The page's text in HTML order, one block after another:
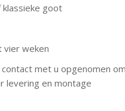
goot
weken
met u opgenomen
levering en montage